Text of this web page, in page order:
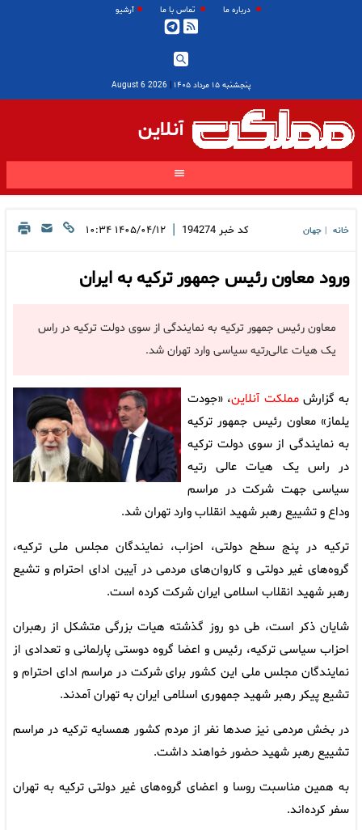
درباره ما تماس با ما آرشیو
پنجشنبه ۱۵ مرداد ۱۴۰۵ |
2026 August 6
آنلاین
خانه جهان کد خبر 194274
| ۱۴۰۵/۰۴/۱۲ ۱۰:۳۴
ورود معاون رئیس جمهور ترکیه به ایران
معاون رئیس جمهور ترکیه به نمایندگی از سوی دولت ترکیه در راس
یک هیات عالی‌رتیه سیاسی وارد تهران شد.
به گزارشمملکت آنلاین، «جودت
یلماز» معاون رئیس جمهور ترکیه
به نمایندگی از سوی دولت ترکیه
در راس یک هیات عالی رتیه
سیاسی جهت شرکت در مراسم
وداع و تشییع رهبر شهید انقلاب وارد تهران شد.
ترکیه در پنج سطح دولتی، احزاب، نمایندگان مجلس ملی ترکیه،
گروه‌های غیر دولتی و کاروان‌های مردمی در آیین ادای احترام و تشیع
رهبر شهید انقلاب اسلامی ایران شرکت کرده است.
شایان ذکر است، طی دو روز گذشته هیات بزرگی متشکل از رهبران
احزاب سیاسی ترکیه، رئیس و اعضا گروه دوستی پارلمانی و تعدادی از
نمایندگان مجلس ملی این کشور برای شرکت در مراسم ادای احترام و
تشیع پیکر رهبر شهید جمهوری اسلامی ایران به تهران آمدند.
در بخش مردمی نیز صدها نفر از مردم کشور همسایه ترکیه در مراسم
تشییع رهبر شهید حضور خواهند داشت.
به همین مناسبت روسا و اعضای گروه‌های غیر دولتی ترکیه به تهران
سفر کرده‌اند.